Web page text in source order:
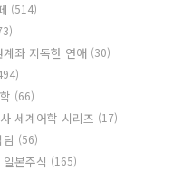
(514)
계좌 지독한 연애 (30)
(66)
세계어학 시리즈 (17)
담 (56)
본주식 (165)